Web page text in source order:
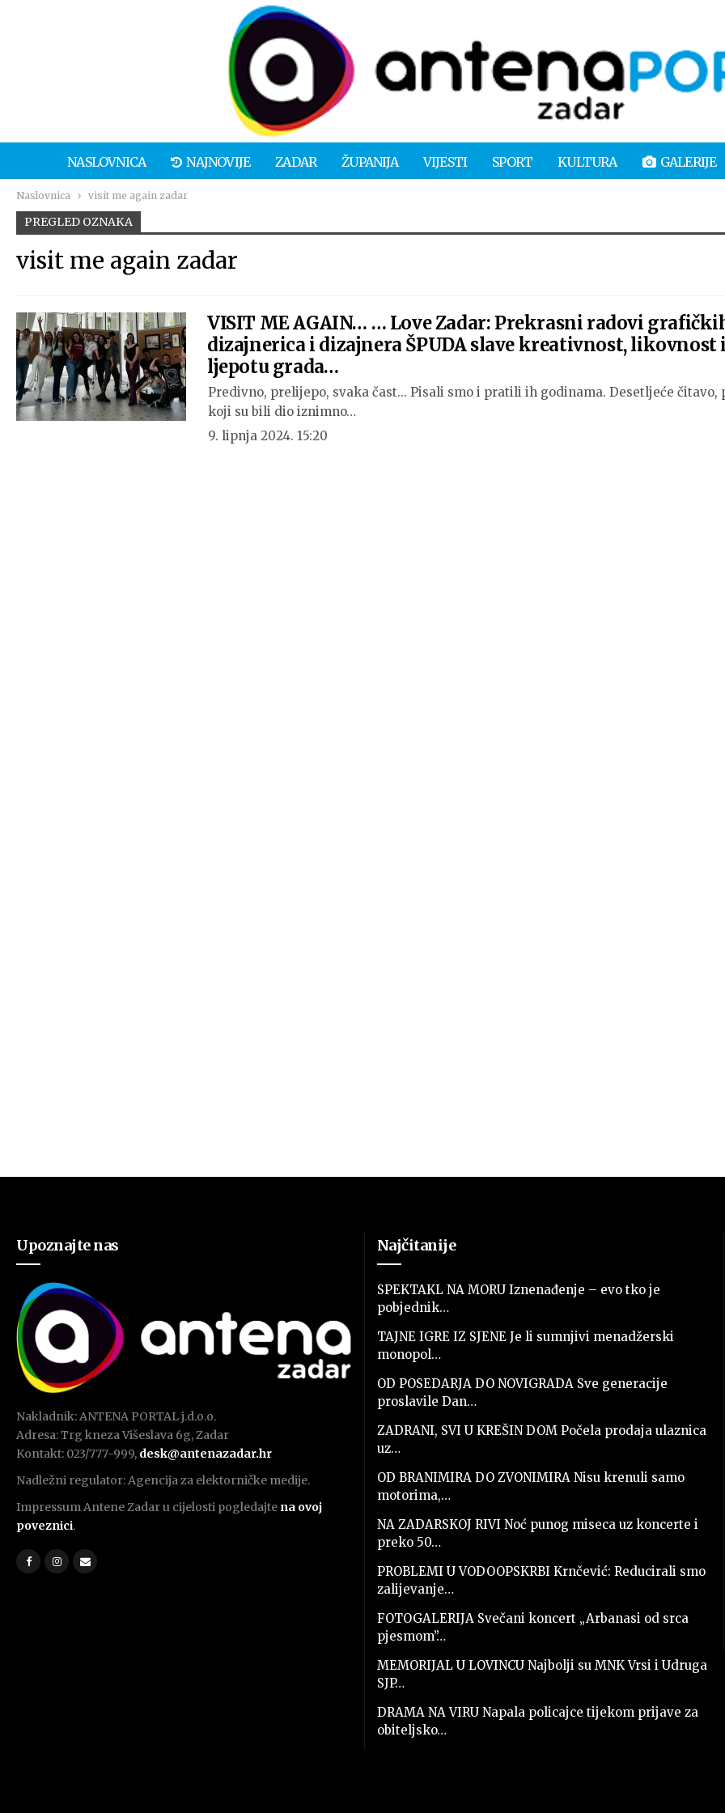
NASLOVNICA NAJNOVIJE ZADAR ŽUPANIJA VIJESTI SPORT KULTURA GALERIJE
Naslovnica visit me again zadar
PREGLED OZNAKA
visit me again zadar
VISIT ME AGAIN… … Love Zadar: Prekrasni radovi
dizajnerica i dizajnera ŠPUDA slave kreativnost, likovnost
ljepotu grada…
Predivno, prelijepo, svaka čast... Pisali smo i pratili ih godinama. Desetljeće čitavo,
koji su bili dio iznimno…
9. lipnja 2024. 15:20
Upoznajte nas
Nakladnik: ANTENA PORTAL j.d.o.o.
Adresa: Trg kneza Višeslava 6g, Zadar
Kontakt: 023/777-999, desk@antenazadar.hr
Nadležni regulator: Agencija za elektorničke medije.
Impressum Antene Zadar u cijelosti pogledajte na ovoj
poveznici.
Najčitanije
SPEKTAKL NA MORU Iznenađenje – evo tko je
pobjednik…
TAJNE IGRE IZ SJENE Je li sumnjivi menadžerski
monopol…
OD POSEDARJA DO NOVIGRADA Sve generacije
proslavile Dan…
ZADRANI, SVI U KREŠIN DOM Počela prodaja ulaznica
uz…
OD BRANIMIRA DO ZVONIMIRA Nisu krenuli samo
motorima,…
NA ZADARSKOJ RIVI Noć punog miseca uz koncerte i
preko 50…
PROBLEMI U VODOOPSKRBI Krnčević: Reducirali smo
zalijevanje…
FOTOGALERIJA Svečani koncert „Arbanasi od srca
pjesmom”…
MEMORIJAL U LOVINCU Najbolji su MNK Vrsi i Udruga
SJP…
DRAMA NA VIRU Napala policajce tijekom prijave za
obiteljsko…